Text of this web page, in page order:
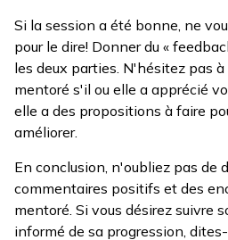
Si la session a été bonne, ne
pour le dire! Donner du «
les deux parties. N'hésitez pas
mentoré s'il ou elle a apprécié
elle a des propositions à faire
améliorer.
En conclusion, n'oubliez pas de
commentaires positifs et des
mentoré. Si vous désirez suivre
informé de sa progression,